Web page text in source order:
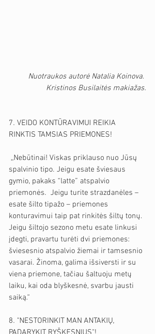
Nuotraukos autorė Natalia Koinova.
Kristinos Busilaitės makiažas.
7. VEIDO KONTŪRAVIMUI REIKIA
RINKTIS TAMSIAS PRIEMONES!
spalvinio tipo. Jeigu esate šviesaus
gymio, pakaks “latte” atspalvio
priemonės.  Jeigu turite strazdanėles –
esate šilto tipažo – priemones
konturavimui taip pat rinkitės šiltų tonų.
Jeigu šiltojo sezono metu esate linkusi
įdegti, pravartu turėti dvi priemones:
šviesesnio atspalvio žiemai ir tamsesnio
vasarai. Žinoma, galima išsiversti ir su
viena priemone, tačiau šaltuoju metų
laiku, kai oda blyškesnė, svarbu jausti
saiką.“
8. "NESTORINKIT MAN ANTAKIŲ,